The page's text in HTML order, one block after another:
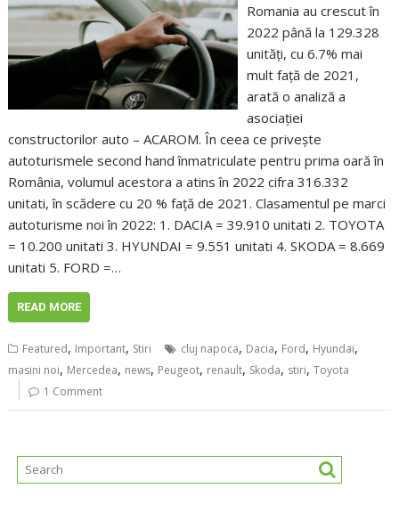
Romania au crescut în
2022 până la 129.328
unități, cu 6.7% mai
mult față de 2021,
arată o analiză a
asociației
constructorilor auto – ACAROM. În ceea ce privește
autoturismele second hand înmatriculate pentru prima oară în
România, volumul acestora a atins în 2022 cifra 316.332
unitati, în scădere cu 20 % față de 2021. Clasamentul pe marci
autoturisme noi în 2022: 1. DACIA = 39.910 unitati 2. TOYOTA
= 10.200 unitati 3. HYUNDAI = 9.551 unitati 4. SKODA = 8.669
unitati 5. FORD =…
READ MORE
Featured, Important, Stiri cluj napoca, Dacia, Ford, Hyundai,
masini noi, Mercedea, news, Peugeot, renault, Skoda, stiri,Toyota
1 Comment